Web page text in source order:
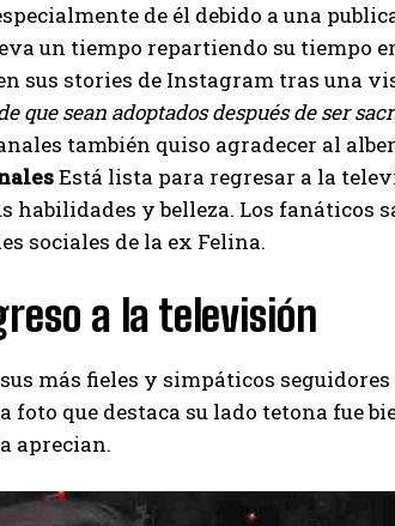
de él debido a una
un tiempo repartiendo su tiempo
sus stories de Instagram tras una
que sean adoptados después de ser
también quiso agradecer al
Está lista para regresar a la
habilidades y belleza. Los fanáticos
sociales de la ex Felina.
a la televisión
más fieles y simpáticos
que destaca su lado tetona fue
aprecian.